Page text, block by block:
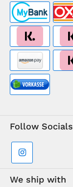
Follow Socials
We ship with